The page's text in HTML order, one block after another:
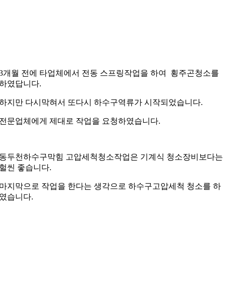
개월 전에 타업체에서 전동 스프링작업을 하여 횡주곤청소를
였답니다.
지만 다시막혀서 또다시 하수구역류가 시작되었습니다.
문업체에게 제대로 작업을 요청하였습니다.
두천하수구막힘 고압세척청소작업은 기계식 청소장비보다는
씬 좋습니다.
지막으로 작업을 한다는 생각으로 하수구고압세척 청소를 하
습니다.